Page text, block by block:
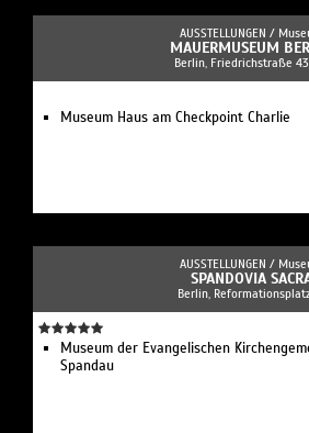
AUSSTELLUNGEN /
MAUERMUSEUM
Berlin, Friedrichstraße
Museum Haus am Checkpoint Charlie
AUSSTELLUNGEN /
SPANDOVIA
Berlin,
Museum der Evangelischen
Spandau